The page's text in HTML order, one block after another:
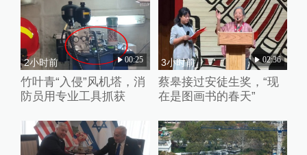
2小时前 00:25
竹叶青“入侵”风机塔，消
防员用专业工具抓获
3小时前 02:36
蔡皋接过安徒生奖，“现
在是图画书的春天”